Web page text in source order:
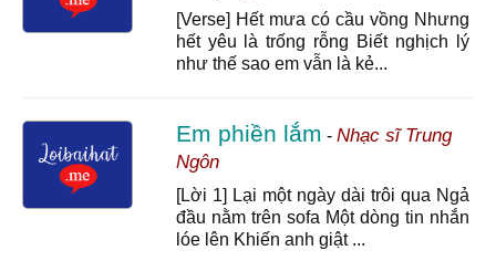
[Verse] Hết mưa có cầu vồng Nhưng
hết yêu là trống rỗng Biết nghịch lý
như thế sao em vẫn là kẻ...
Em phiền lắm - Nhạc sĩ Trung
Ngôn
[Lời 1] Lại một ngày dài trôi qua Ngả
đầu nằm trên sofa Một dòng tin nhắn
lóe lên Khiến anh giật ...